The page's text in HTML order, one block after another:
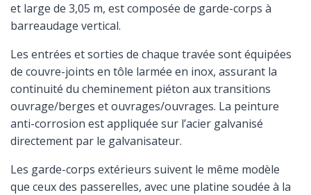
et large de 3,05 m, est composée de garde-corps à
barreaudage vertical.
Les entrées et sorties de chaque travée sont équipées
de couvre-joints en tôle larmée en inox, assurant la
continuité du cheminement piéton aux transitions
ouvrage/berges et ouvrages/ouvrages. La peinture
anti-corrosion est appliquée sur l’acier galvanisé
directement par le galvanisateur.
Les garde-corps extérieurs suivent le même modèle
que ceux des passerelles, avec une platine soudée à la